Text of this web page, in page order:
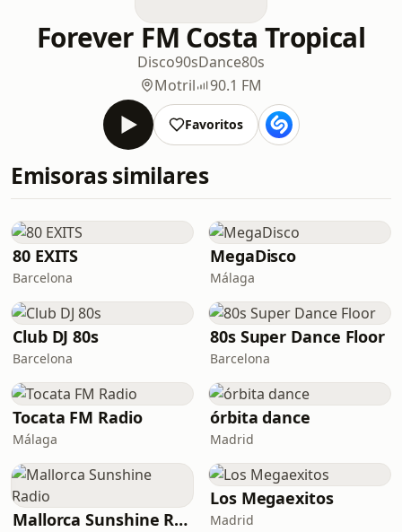
Forever FM Costa Tropical
Disco90sDance80s
Motril
90.1 FM
Favoritos
Emisoras similares
80 EXITS
Barcelona
MegaDisco
Málaga
Club DJ 80s
Barcelona
80s Super Dance Floor
Barcelona
Tocata FM Radio
Málaga
órbita dance
Madrid
Mallorca Sunshine Radio
Los Megaexitos
Madrid